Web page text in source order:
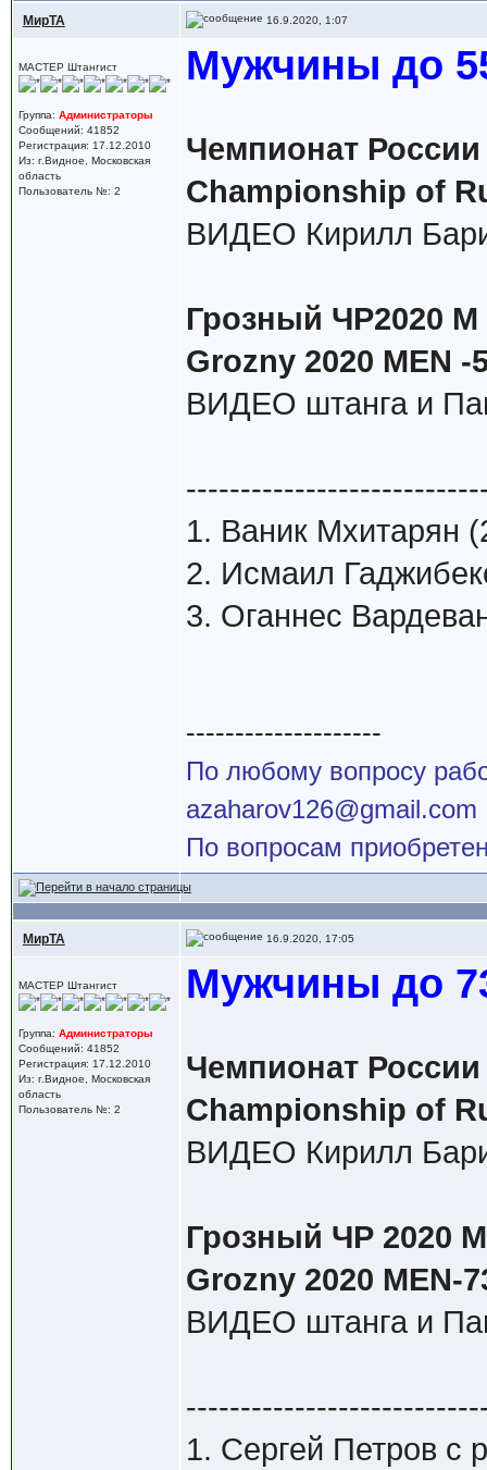
МирТА 16.9.2020, 1:07
МАСТЕР Штангист
Группа: Администраторы
Сообщений: 41852
Регистрация: 17.12.2010
Из: г.Видное, Московская
область
Пользователь №: 2
Мужчины до
Чемпионат
Championship of
ВИДЕО Кирилл
Грозный ЧР2020 М
Grozny 2020 MEN -
ВИДЕО штанга и
1. Ваник Мхитарян
2. Исмаил
3. Оганнес
--------------------
По любому вопросу
azaharov126@gmail.com
По вопросам
МирТА 16.9.2020, 17:05
МАСТЕР Штангист
Группа: Администраторы
Сообщений: 41852
Регистрация: 17.12.2010
Из: г.Видное, Московская
область
Пользователь №: 2
Мужчины до
Чемпионат
Championship of
ВИДЕО Кирилл
Грозный ЧР 2020
Grozny 2020 MEN-
ВИДЕО штанга и
1. Сергей Петров с